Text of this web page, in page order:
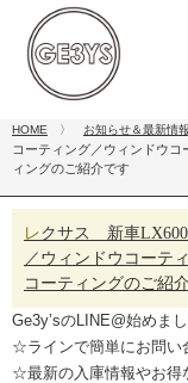
HOME 〉 お知らせ＆最新情報
コーティング／ウィンドウ
ィングのご紹介です
レクサス 新車LX600 セラミックプロイオン2層コーティング
／ウィンドウコーテ
コーティングのご紹
Ge3y’sのLINE@始めまし
☆ラインで簡単にお問
☆最新の入庫情報やお